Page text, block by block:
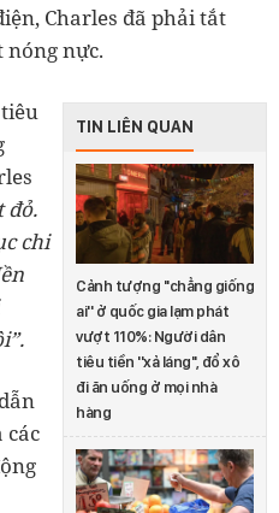
Charles đã phải tắt
nóng nực.
TIN LIÊN QUAN
Cảnh tượng ''chẳng giống
ai'' ở quốc gia lạm phát
vượt 110%: Người dân
tiêu tiền ''xả láng'', đổ xô
đi ăn uống ở mọi nhà
hàng
đỏ.
chi
các